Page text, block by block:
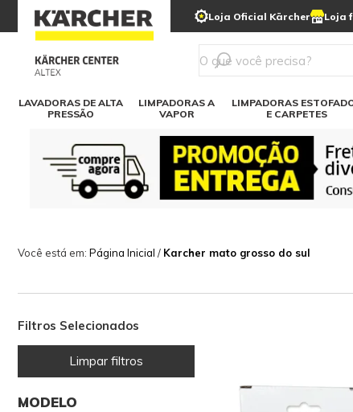
Loja Oficial Kärcher Loja
LAVADORAS DE ALTA
PRESSÃO
Detergentes
Linha a bateria
LIMPADORAS A
VAPOR
LIMPADORAS
E CARPETES
Kärcher para o lar Soluções digitais
Você está em: Página Inicial / Karcher mato grosso do sul
Filtros Selecionados
Limpar filtros
MODELO